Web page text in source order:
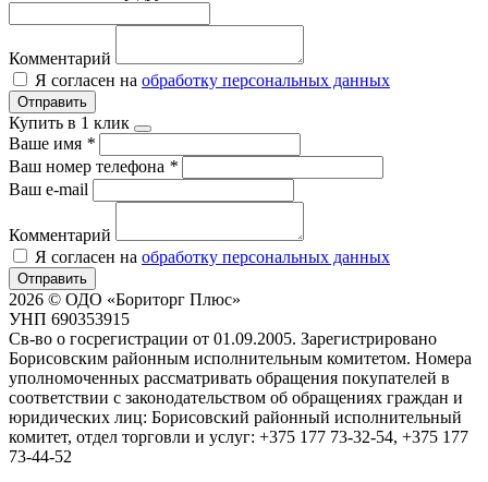
Комментарий
Я согласен на обработку персональных данных
Отправить
Купить в 1 клик
Ваше имя *
Ваш номер телефона *
Ваш e-mail
Комментарий
Я согласен на обработку персональных данных
Отправить
2026 © ОДО «Бориторг Плюс»
УНП 690353915
Св-во о госрегистрации от 01.09.2005. Зарегистрировано
Борисовским районным исполнительным комитетом. Номера
уполномоченных рассматривать обращения покупателей в
соответствии с законодательством об обращениях граждан и
юридических лиц: Борисовский районный исполнительный
комитет, отдел торговли и услуг: +375 177 73-32-54, +375 177
73-44-52